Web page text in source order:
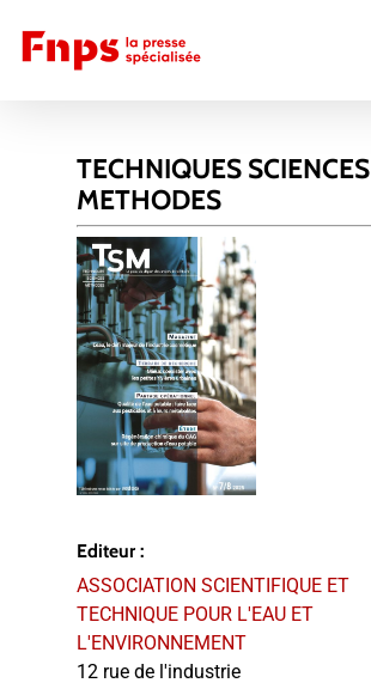
main
TECHNIQUES SCIENCES
METHODES
Editeur :
ASSOCIATION SCIENTIFIQUE ET
TECHNIQUE POUR L'EAU ET
L'ENVIRONNEMENT
12 rue de l'industrie